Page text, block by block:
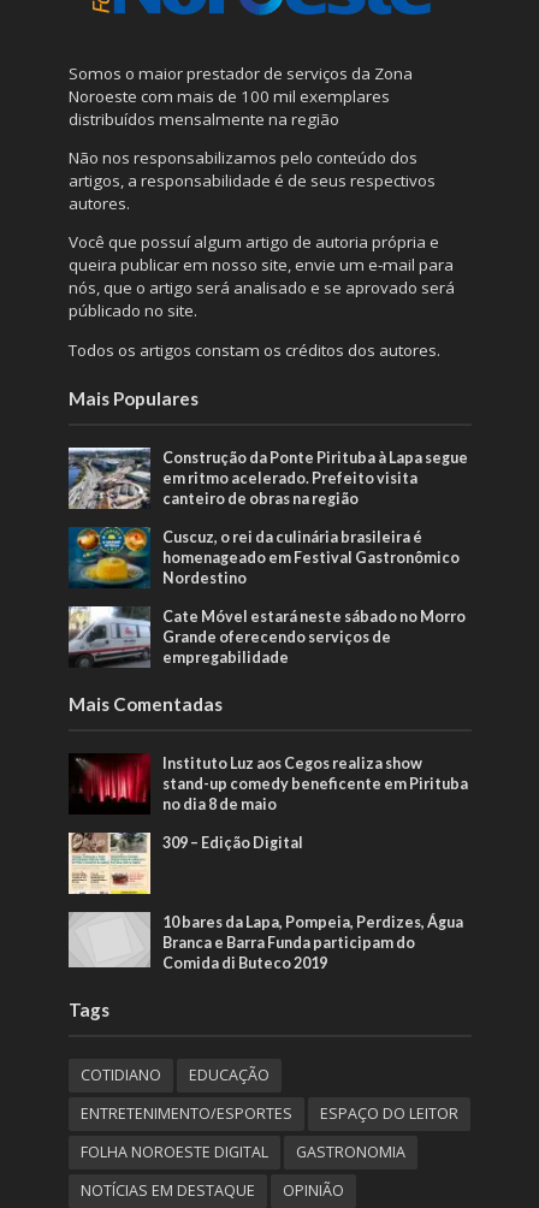
Somos o maior prestador de serviços da Zona
Noroeste com mais de 100 mil exemplares
distribuídos mensalmente na região
Não nos responsabilizamos pelo conteúdo dos
artigos, a responsabilidade é de seus respectivos
autores.
Você que possuí algum artigo de autoria própria e
queira publicar em nosso site, envie um e-mail para
nós, que o artigo será analisado e se aprovado será
públicado no site.
Todos os artigos constam os créditos dos autores.
Mais Populares
Construção da Ponte Pirituba à Lapa segue
em ritmo acelerado. Prefeito visita
canteiro de obras na região
Cuscuz, o rei da culinária brasileira é
homenageado em Festival Gastronômico
Nordestino
Cate Móvel estará neste sábado no Morro
Grande oferecendo serviços de
empregabilidade
Mais Comentadas
Instituto Luz aos Cegos realiza show
stand-up comedy beneficente em Pirituba
no dia 8 de maio
309 – Edição Digital
10 bares da Lapa, Pompeia, Perdizes, Água
Branca e Barra Funda participam do
Comida di Buteco 2019
Tags
COTIDIANO
EDUCAÇÃO
ENTRETENIMENTO/ESPORTES
ESPAÇO DO LEITOR
FOLHA NOROESTE DIGITAL
GASTRONOMIA
NOTÍCIAS EM DESTAQUE
OPINIÃO